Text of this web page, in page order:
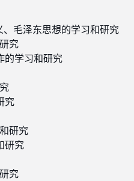
毛泽东思想的学习和研究
究
的学习和研究
究
研究
研究
究